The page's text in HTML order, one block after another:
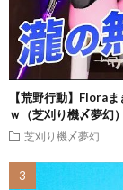
【荒野行動】Flora
ｗ（芝刈り機〆夢幻）
芝刈り機〆夢幻